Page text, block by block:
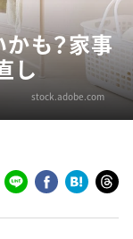
も？家事
し
stock.adobe.com